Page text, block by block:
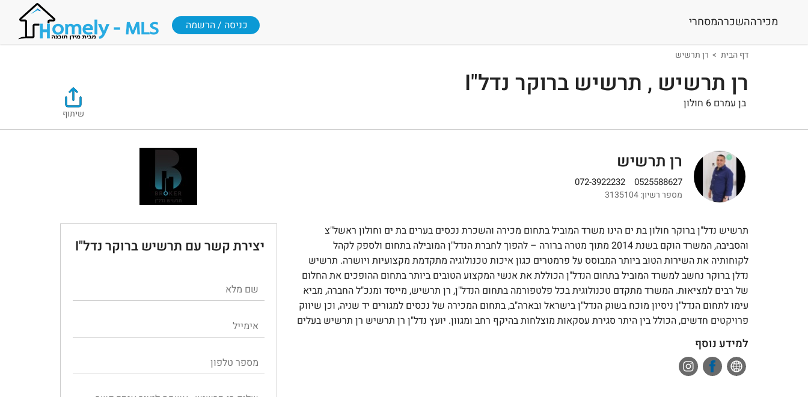
מכירההשכרהמסחרי כניסה / הרשמה
דף הבית רן תרשיש
רן תרשיש , תרשיש ברוקר נדל"I
בן עמרם 6 חולון
שיתוף
רן תרשיש
072-3922232 0525588627
מספר רשיון: 3135104
יצירת קשר עם תרשיש ברוקר נדל"I
תרשיש נדל"ן ברוקר חולון בת ים הינו משרד המוביל בתחום מכירה והשכרת נכסים בערים בת ים וחולון ראשל"צ
והסביבה, המשרד הוקם בשנת 2014 מתוך מטרה ברורה – להפוך לחברת הנדל"ן המובילה בתחום ולספק לקהל
לקוחותיה את השירות הטוב ביותר המבוסס על פרמטרים כגון איכות טכנולוגיה מתקדמת מקצועיות ויושרה. תרשיש
נדלן ברוקר נחשב למשרד המוביל בתחום הנדל"ן הכוללת את אנשי המקצוע הטובים ביותר בתחום ההופכים את החלום
של רבים למציאות. המשרד מתקדם טכנולוגית בכל פלטפורמה בתחום הנדל"ן, רן תרשיש, מייסד ומנכ"ל החברה, מביא
עימו לתחום הנדל"ן ניסיון מוכח בשוק הנדל"ן בישראל ובארה"ב, בתחום המכירה של נכסים למגורים יד שניה, וכן שיווק
פרויקטים חדשים, הכולל בין היתר סגירת עסקאות מוצלחות בהיקף רחב ומגוון. יועץ נדל"ן רן תרשיש רן תרשיש בעלים
למידע נוסף